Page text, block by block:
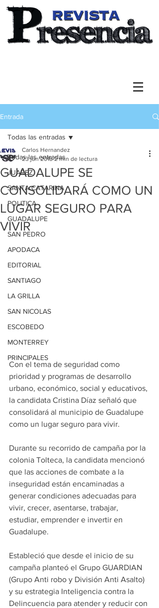
Entrada
Todas las entradas
JUAREZ
SANTA CATARINA
POLITICA
GUADALUPE
SAN PEDRO
APODACA
EDITORIAL
SANTIAGO
LA GRILLA
SAN NICOLAS
ESCOBEDO
MONTERREY
PRINCIPALES
Todas las entradas
GUADALUPE SE
CONSOLIDARÁ COMO UN
LUGAR SEGURO PARA
VIVIR
Carlos Hernandez
23 jun 2018 2 min de lectura
Con el tema de seguridad como
prioridad y programas de desarrollo
urbano, económico, social y educativos,
la candidata Cristina Díaz señaló que
consolidará al municipio de Guadalupe
como un lugar seguro para vivir.
Durante su recorrido de campaña por la
colonia Tolteca, la candidata mencionó
que las acciones de combate a la
inseguridad están encaminadas a
generar condiciones adecuadas para
vivir, crecer, asentarse, trabajar,
estudiar, emprender e invertir en
Guadalupe.
Estableció que desde el inicio de su
campaña planteó el Grupo GUARDIAN
(Grupo Anti robo y División Anti Asalto)
y su estrategia Inteligencia contra la
Delincuencia para atender y reducir con